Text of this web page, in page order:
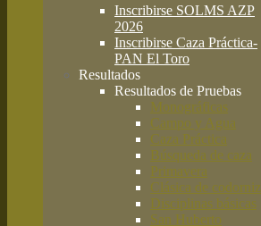
Inscribirse SOLMS AZP
2026
Inscribirse Caza Práctica-
PAN El Toro
Resultados
Resultados de Pruebas
Monográficas
Campo y Agua
Caza Práctica
Búsqueda de caza
Primavera
Clásica de codorniz
Disciplinas básicas
San Huberto